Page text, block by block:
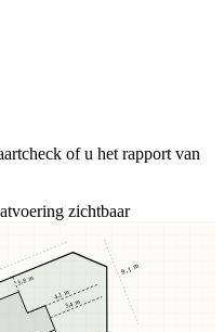
of u het rapport van
zichtbaar
3,8 m
3,4 m
4,1 m
9,1 m